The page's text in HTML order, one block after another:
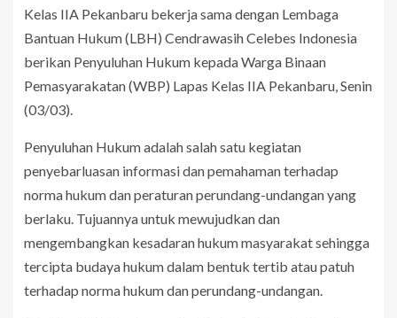
Kelas IIA Pekanbaru bekerja sama dengan Lembaga
Bantuan Hukum (LBH) Cendrawasih Celebes Indonesia
berikan Penyuluhan Hukum kepada Warga Binaan
Pemasyarakatan (WBP) Lapas Kelas IIA Pekanbaru, Senin
(03/03).
Penyuluhan Hukum adalah salah satu kegiatan
penyebarluasan informasi dan pemahaman terhadap
norma hukum dan peraturan perundang-undangan yang
berlaku. Tujuannya untuk mewujudkan dan
mengembangkan kesadaran hukum masyarakat sehingga
tercipta budaya hukum dalam bentuk tertib atau patuh
terhadap norma hukum dan perundang-undangan.